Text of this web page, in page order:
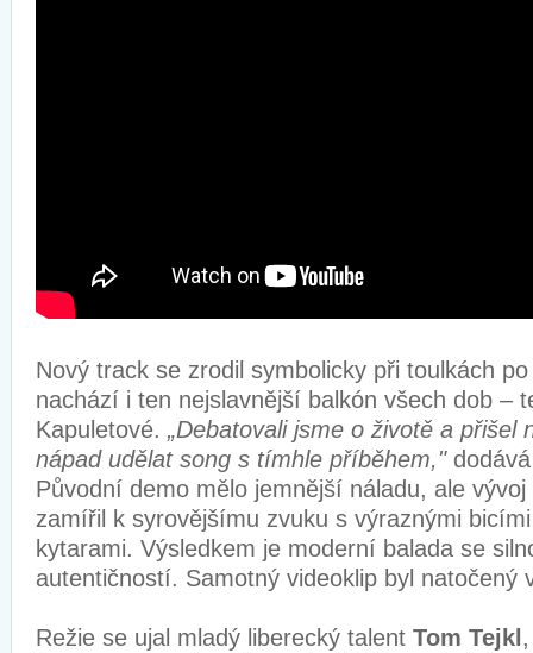
Nový track se zrodil symbolicky při toulkách
nachází i ten nejslavnější balkón všech dob –
Kapuletové. „Debatovali jsme o životě a přišel
nápad udělat song s tímhle příběhem,"
Původní demo mělo jemnější náladu, ale
zamířil k syrovějšímu zvuku s výraznými
kytarami. Výsledkem je moderní balada se
autentičností. Samotný videoklip byl natočený
Režie se ujal mladý liberecký talent Tom Tejkl